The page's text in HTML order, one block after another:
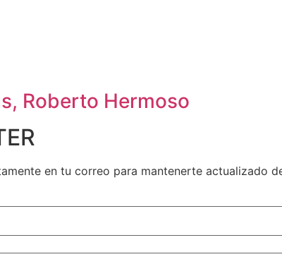
Roberto Hermoso
en tu correo para mantenerte actualizado